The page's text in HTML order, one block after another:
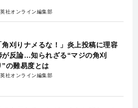
社オンライン編集部
角刈りナメるな！」炎上投稿に理容
が反論…知られざる“マジの角刈
”の難易度とは
社オンライン編集部